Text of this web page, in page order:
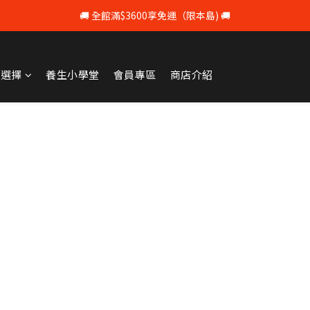
💰 註冊會員即享100元購物 💰
🚚 全館滿$3600享免運（限本島) 🚚
擇 養生小學堂 會員專區 商店介紹